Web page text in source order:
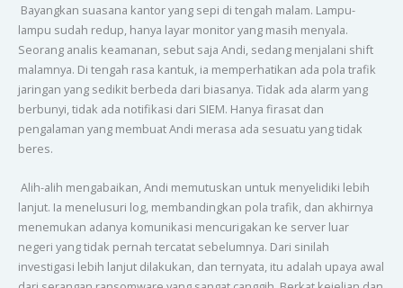
Bayangkan suasana kantor yang sepi di tengah malam. Lampu-
lampu sudah redup, hanya layar monitor yang masih menyala.
Seorang analis keamanan, sebut saja Andi, sedang menjalani shift
malamnya. Di tengah rasa kantuk, ia memperhatikan ada pola trafik
jaringan yang sedikit berbeda dari biasanya. Tidak ada alarm yang
berbunyi, tidak ada notifikasi dari SIEM. Hanya firasat dan
pengalaman yang membuat Andi merasa ada sesuatu yang tidak
beres.
Alih-alih mengabaikan, Andi memutuskan untuk menyelidiki lebih
lanjut. Ia menelusuri log, membandingkan pola trafik, dan akhirnya
menemukan adanya komunikasi mencurigakan ke server luar
negeri yang tidak pernah tercatat sebelumnya. Dari sinilah
investigasi lebih lanjut dilakukan, dan ternyata, itu adalah upaya awal